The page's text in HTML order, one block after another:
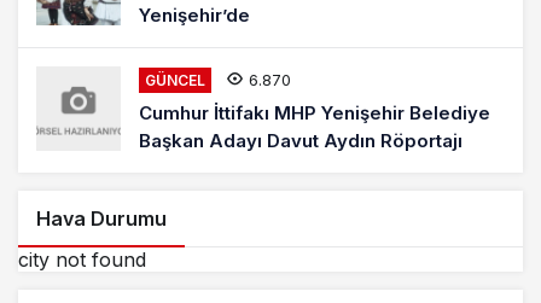
Yenişehir’de
GÜNCEL 6.870
Cumhur İttifakı MHP Yenişehir Belediye
Başkan Adayı Davut Aydın Röportajı
Hava Durumu
city not found